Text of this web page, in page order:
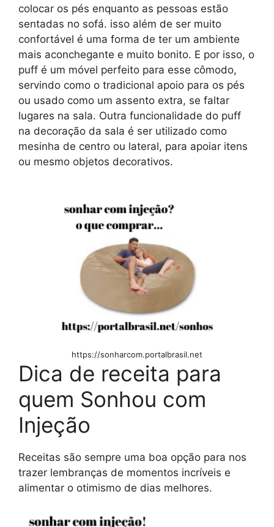
colocar os pés enquanto as pessoas estão
sentadas no sofá. isso além de ser muito
confortável é uma forma de ter um ambiente
mais aconchegante e muito bonito. E por isso, o
puff é um móvel perfeito para esse cômodo,
servindo como o tradicional apoio para os pés
ou usado como um assento extra, se faltar
lugares na sala. Outra funcionalidade do puff
na decoração da sala é ser utilizado como
mesinha de centro ou lateral, para apoiar itens
ou mesmo objetos decorativos.
https://sonharcom.portalbrasil.net
Dica de receita para
quem Sonhou com
Injeção
Receitas são sempre uma boa opção para nos
trazer lembranças de momentos incríveis e
alimentar o otimismo de dias melhores.